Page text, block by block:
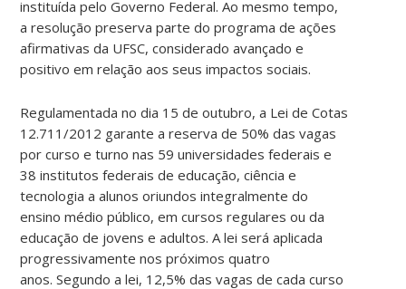
instituída pelo Governo Federal. Ao mesmo tempo,
a resolução preserva parte do programa de ações
afirmativas da UFSC, considerado avançado e
positivo em relação aos seus impactos sociais.
Regulamentada no dia 15 de outubro, a Lei de Cotas
12.711/2012 garante a reserva de 50% das vagas
por curso e turno nas 59 universidades federais e
38 institutos federais de educação, ciência e
tecnologia a alunos oriundos integralmente do
ensino médio público, em cursos regulares ou da
educação de jovens e adultos. A lei será aplicada
progressivamente nos próximos quatro
anos. Segundo a lei, 12,5% das vagas de cada curso